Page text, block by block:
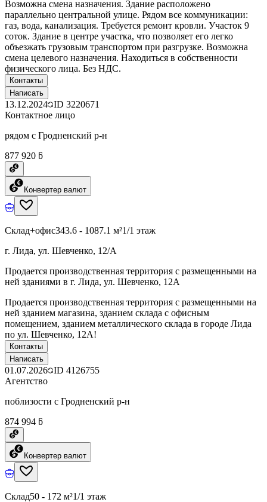
Возможна смена назначения. Здание расположено
параллельно центральной улице. Рядом все коммуникации:
газ, вода, канализация. Требуется ремонт кровли. Участок 9
соток. Здание в центре участка, что позволяет его легко
объезжать грузовым транспортом при разгрузке. Возможна
смена целевого назначения. Находиться в собственности
физического лица. Без НДС.
Контакты
Написать
13.12.2024 ID 3220671
Контактное лицо
рядом с Гродненский р-н
877 920 ƃ
Конвертер валют
Склад+офис343.6 - 1087.1 м²1/1 этаж
г. Лида, ул. Шевченко, 12/А
Продается производственная территория с размещенными на
ней зданиями в г. Лида, ул. Шевченко, 12А
Продается производственная территория с размещенными на
ней зданием магазина, зданием склада с офисным
помещением, зданием металлического склада в городе Лида
по ул. Шевченко, 12А!
Контакты
Написать
01.07.2026 ID 4126755
Агентство
поблизости с Гродненский р-н
874 994 ƃ
Конвертер валют
Склад50 - 172 м²1/1 этаж